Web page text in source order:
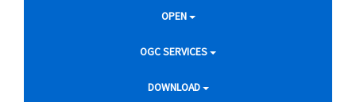
OPEN
OGC SERVICES
DOWNLOAD